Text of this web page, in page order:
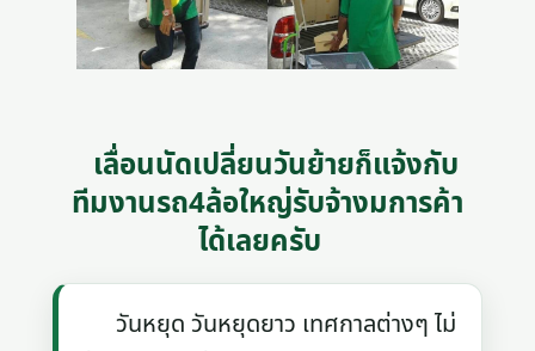
เลื่อนนัดเปลี่ยนวันย้ายก็แจ้งกับ
ทีมงานรถ4ล้อใหญ่รับจ้างมการค้า
ได้เลยครับ
วันหยุด วันหยุดยาว เทศกาลต่างๆ ไม่